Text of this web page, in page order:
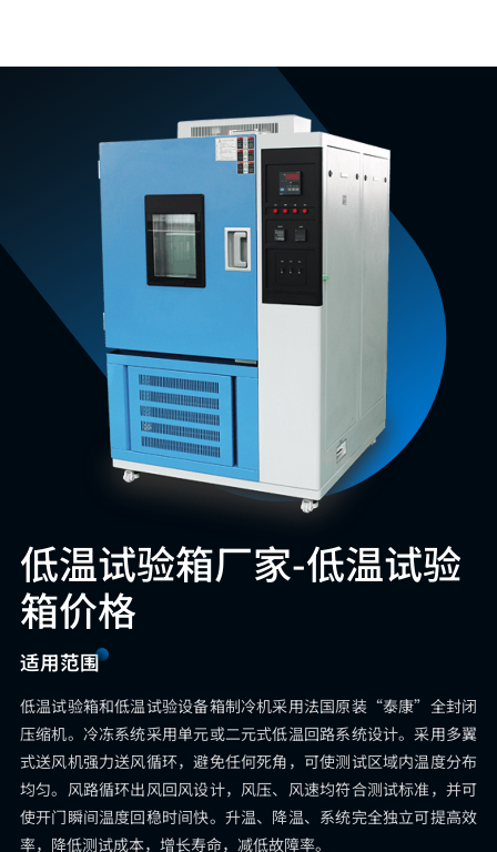
低温试验箱厂家-低温试验
箱价格
适用范围
低温试验箱和低温试验设备箱制冷机采用法国原装“泰康”全封闭
压缩机。冷冻系统采用单元或二元式低温回路系统设计。采用多翼
式送风机强力送风循环，避免任何死角，可使测试区域内温度分布
均匀。风路循环出风回风设计，风压、风速均符合测试标准，并可
使开门瞬间温度回稳时间快。升温、降温、系统完全独立可提高效
率，降低测试成本，增长寿命，减低故障率。